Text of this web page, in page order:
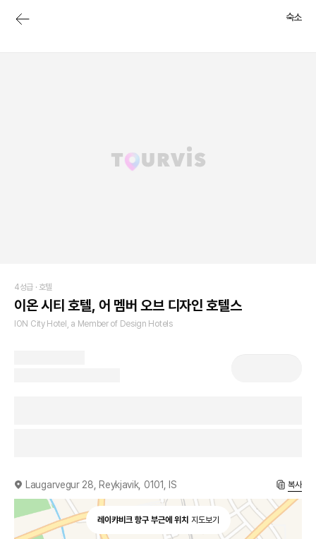
숙소
4성급 · 호텔
이온 시티 호텔, 어 멤버 오브 디자인 호텔스
ION City Hotel, a Member of Design Hotels
Laugarvegur 28, Reykjavik, 0101, IS 복사
레이캬비크 항구 부근에 위치 지도보기